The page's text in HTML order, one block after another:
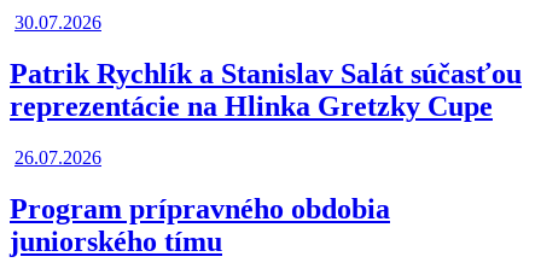
30.07.2026
Patrik Rychlík a Stanislav Salát súčasťou
reprezentácie na Hlinka Gretzky Cupe
26.07.2026
Program prípravného obdobia
juniorského tímu